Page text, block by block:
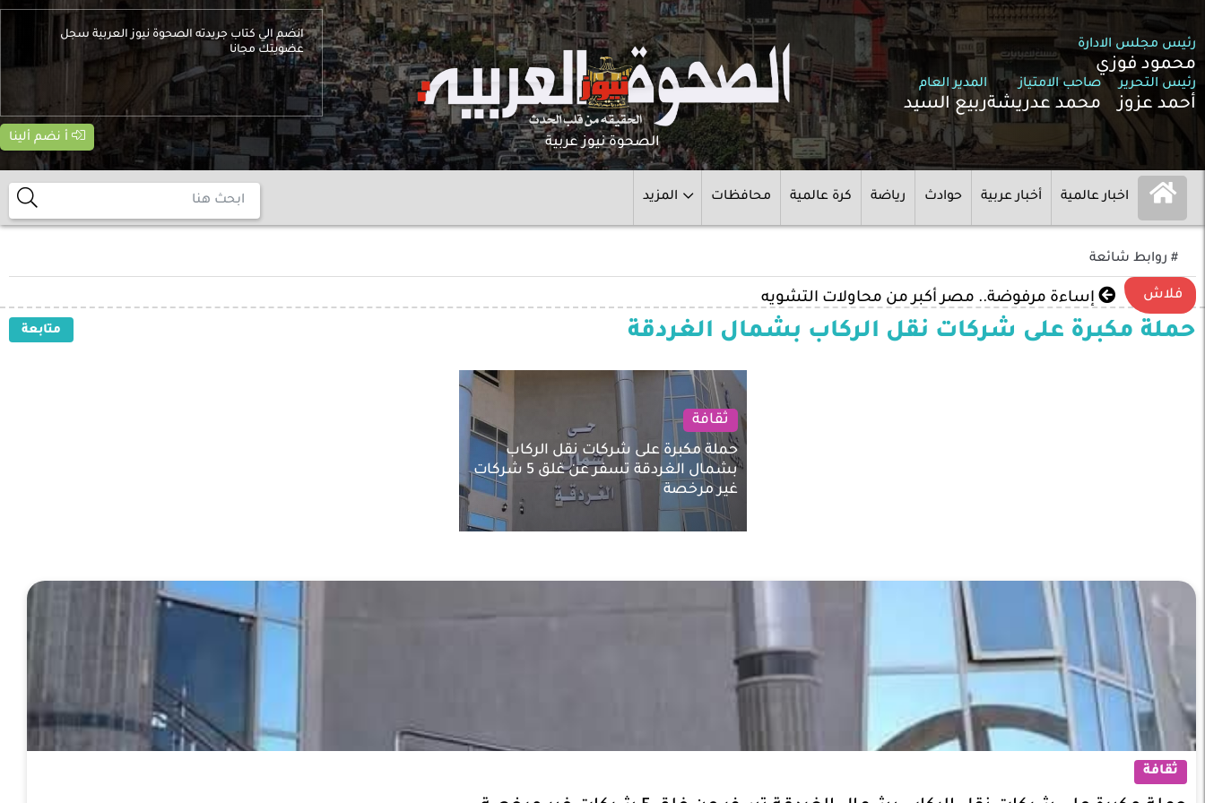
رئيس مجلس الادارة
محمود فوزي
رئيس التحرير
أحمد عزوز
صاحب الامتياز
محمد عدريشة
المدير العام
ربيع السيد
الصحوة نيوز عربية
انضم الي كتاب جريدته الصحوة نيوز العربية سجل
عضويتك مجانا
أ نضم ألينا
اخبار عالمية أخبار عربية حوادث رياضة كرة عالمية محافظات المزيد
# روابط شائعة
فلاش إساءة مرفوضة.. مصر أكبر من محاولات التشويه
حملة مكبرة على شركات نقل الركاب بشمال الغردقة متابعة
ثقافة
حملة مكبرة على شركات نقل الركاب
بشمال الغردقة تسفر عن غلق 5 شركات
غير مرخصة
ثقافة